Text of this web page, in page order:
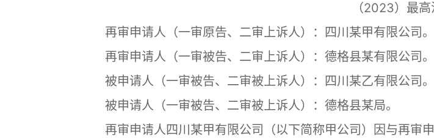
（2023）最高
再审申请人（一审原告、二审上诉人）：四川某甲有限公司。
再审申请人（一审被告、二审上诉人）：德格县某有限公司。
被申请人（一审被告、二审被上诉人）：四川某乙有限公司。
被申请人（一审被告、二审被上诉人）：德格县某局。
再审申请人四川某甲有限公司（以下简称甲公司）因与再审